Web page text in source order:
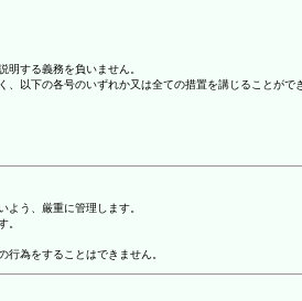
する義務を負いません。
以下の各号のいずれか又は全ての措置を講じることがで
う、厳重に管理します。
。
為をすることはできません。